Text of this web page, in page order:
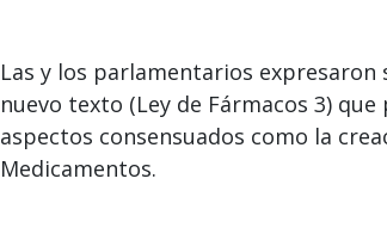
Las y los parlamentarios
nuevo texto (Ley de Fármacos 3)
aspectos consensuados como la
Medicamentos.